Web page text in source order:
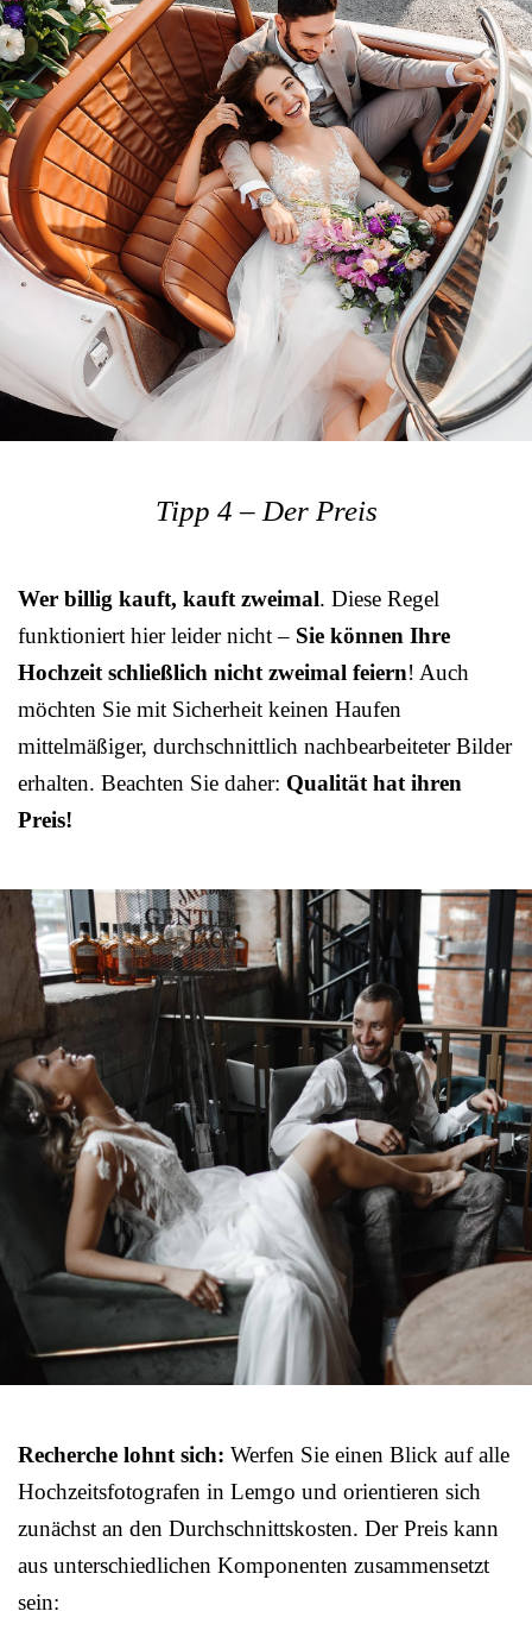
Tipp 4 – Der Preis
Wer billig kauft, kauft zweimal. Diese Regel
funktioniert hier leider nicht – Sie können Ihre
Hochzeit schließlich nicht zweimal feiern! Auch
möchten Sie mit Sicherheit keinen Haufen
mittelmäßiger, durchschnittlich nachbearbeiteter Bilder
erhalten. Beachten Sie daher: Qualität hat ihren
Preis!
Recherche lohnt sich: Werfen Sie einen Blick auf alle
Hochzeitsfotografen in Lemgo und orientieren sich
zunächst an den Durchschnittskosten. Der Preis kann
aus unterschiedlichen Komponenten zusammensetzt
sein: